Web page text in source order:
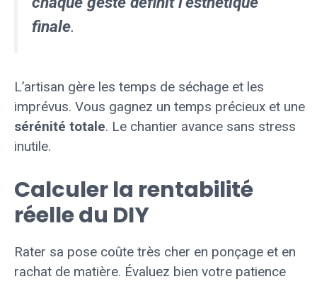
finale.
L’artisan gère les temps de séchage et les
imprévus. Vous gagnez un temps précieux et une
sérénité totale. Le chantier avance sans stress
inutile.
Calculer la rentabilité
réelle du DIY
Rater sa pose coûte très cher en ponçage et en
rachat de matière. Évaluez bien votre patience